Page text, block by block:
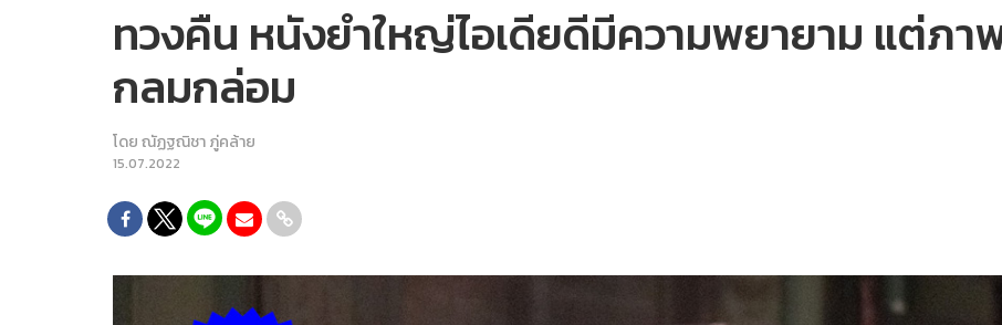
ทวงคืน หนังยำใหญ่ไอเดียดีมีความพยายาม แต่ภา
กลมกล่อม
โดยณัฏฐณิชา ภู่คล้าย
15.07.2022